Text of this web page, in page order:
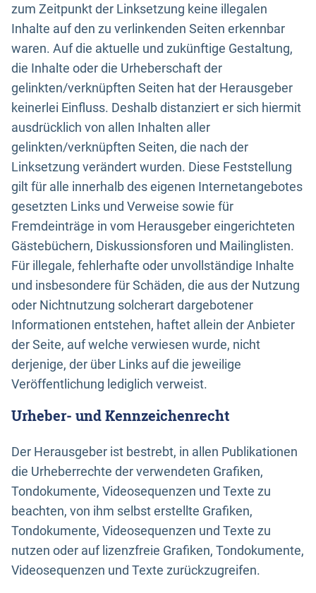
zum Zeitpunkt der Linksetzung keine illegalen
Inhalte auf den zu verlinkenden Seiten erkennbar
waren. Auf die aktuelle und zukünftige Gestaltung,
die Inhalte oder die Urheberschaft der
gelinkten/verknüpften Seiten hat der Herausgeber
keinerlei Einfluss. Deshalb distanziert er sich hiermit
ausdrücklich von allen Inhalten aller
gelinkten/verknüpften Seiten, die nach der
Linksetzung verändert wurden. Diese Feststellung
gilt für alle innerhalb des eigenen Internetangebotes
gesetzten Links und Verweise sowie für
Fremdeinträge in vom Herausgeber eingerichteten
Gästebüchern, Diskussionsforen und Mailinglisten.
Für illegale, fehlerhafte oder unvollständige Inhalte
und insbesondere für Schäden, die aus der Nutzung
oder Nichtnutzung solcherart dargebotener
Informationen entstehen, haftet allein der Anbieter
der Seite, auf welche verwiesen wurde, nicht
derjenige, der über Links auf die jeweilige
Veröffentlichung lediglich verweist.
Urheber- und Kennzeichenrecht
Der Herausgeber ist bestrebt, in allen Publikationen
die Urheberrechte der verwendeten Grafiken,
Tondokumente, Videosequenzen und Texte zu
beachten, von ihm selbst erstellte Grafiken,
Tondokumente, Videosequenzen und Texte zu
nutzen oder auf lizenzfreie Grafiken, Tondokumente,
Videosequenzen und Texte zurückzugreifen.